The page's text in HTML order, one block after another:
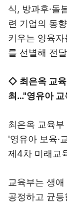
식, 방과후·돌
련 기업의 동
키우는 양육
를 선별해 전
◇ 최은옥 교육
최…"영유아 교
최은옥 교육
'영유아 보육·
제4차 미래교
교육부는 생
공정하고 균등